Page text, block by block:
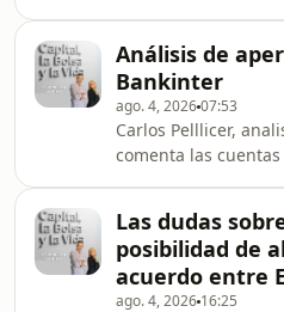
cifras.
Análisis de
Bankinter
ago. 4, 202607:53
Carlos Pelllicer,
comenta las cuentas
Las dudas
posibilidad de
acuerdo entre
ago. 4, 2026 16:25